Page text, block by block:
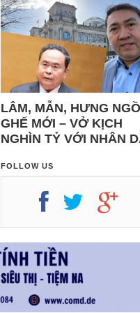
LÂM, MẪN, HƯNG
GHẾ MỚI – VỞ KỊCH
NGHÌN TỶ VỚI NHÂN
FOLLOW US